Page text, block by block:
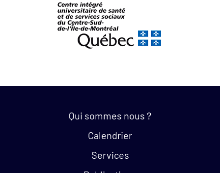
Quick links:
Qui sommes nous ?
Calendrier
Services